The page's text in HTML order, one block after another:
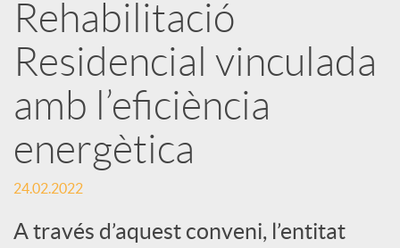
S
o
c
i
Rehabilitació
Residencial vinculada
amb l’eficiència
energètica
24.02.2022
A través d’aquest conveni, l’entitat